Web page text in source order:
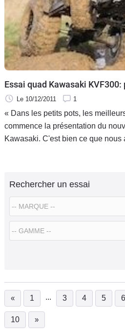
Essai quad Kawasaki
Le 10/12/2011 1
« Dans les petits pots, les
commence la présentation du
Kawasaki. C'est bien ce que nous allons voir ! Le 300 ne
Rechercher un essai
« 1 ... 3 4 5 6
10 »